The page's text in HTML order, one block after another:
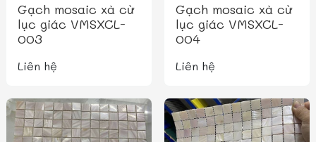
Gạch mosaic xà cừ
lục giác VMSXCL-
003
Liên hệ
Gạch mosaic xà cừ
lục giác VMSXCL-
004
Liên hệ